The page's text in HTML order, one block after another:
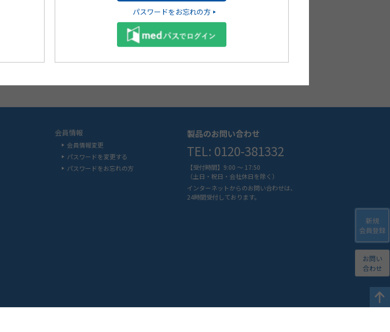
新規
会員登録
お問い
合わせ
患者指導箋や小冊子を無料で注
文可能です
会員情報
会員情報変更
パスワードを変更する
パスワードをお忘れの方
製品のお問い合わせ
TEL: 0120-381332
【受付時間】9:00 ～ 17:50
（土日・祝日・会社休日を除く）
インターネットからのお問い合わせは、
24時間受付しております。
パスワードをお忘れの方